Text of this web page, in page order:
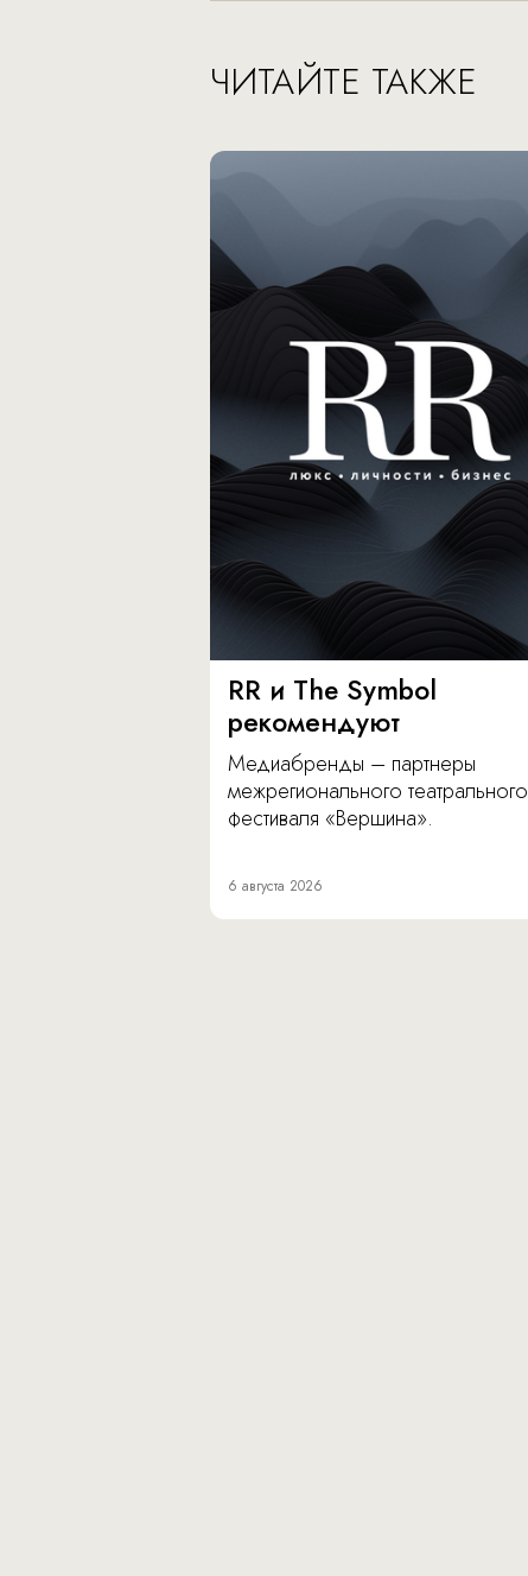
ЧИТАЙТЕ ТАКЖЕ
RR и The Symbol
рекомендуют
Медиабренды – партнеры
межрегионального театрального
фестиваля «Вершина».
6 августа 2026